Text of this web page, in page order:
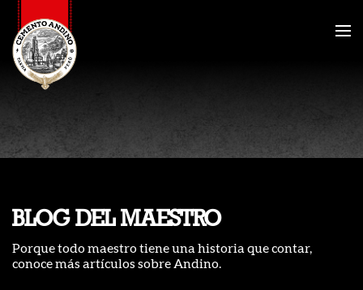
BLOG DEL MAESTRO
Porque todo maestro tiene una historia que contar,
conoce más artículos sobre Andino.